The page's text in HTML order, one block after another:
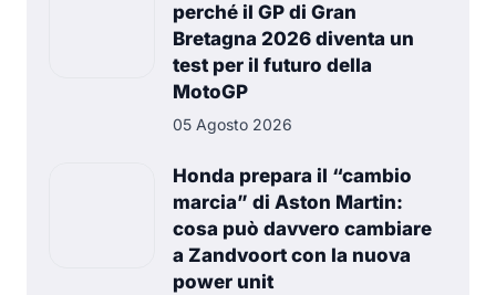
perché il GP di Gran
Bretagna 2026 diventa un
test per il futuro della
MotoGP
05 Agosto 2026
Honda prepara il “cambio
marcia” di Aston Martin:
cosa può davvero cambiare
a Zandvoort con la nuova
power unit